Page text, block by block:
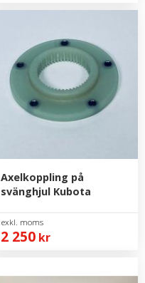
Axelkoppling på
svänghjul Kubota
2 250 kr